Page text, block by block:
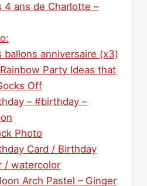
4 ans de Charlotte –
ballons anniversaire (x3)
Party Ideas that
Off
– #birthday –
Photo
Card / Birthday
/ watercolor
Arch Pastel – Ginger